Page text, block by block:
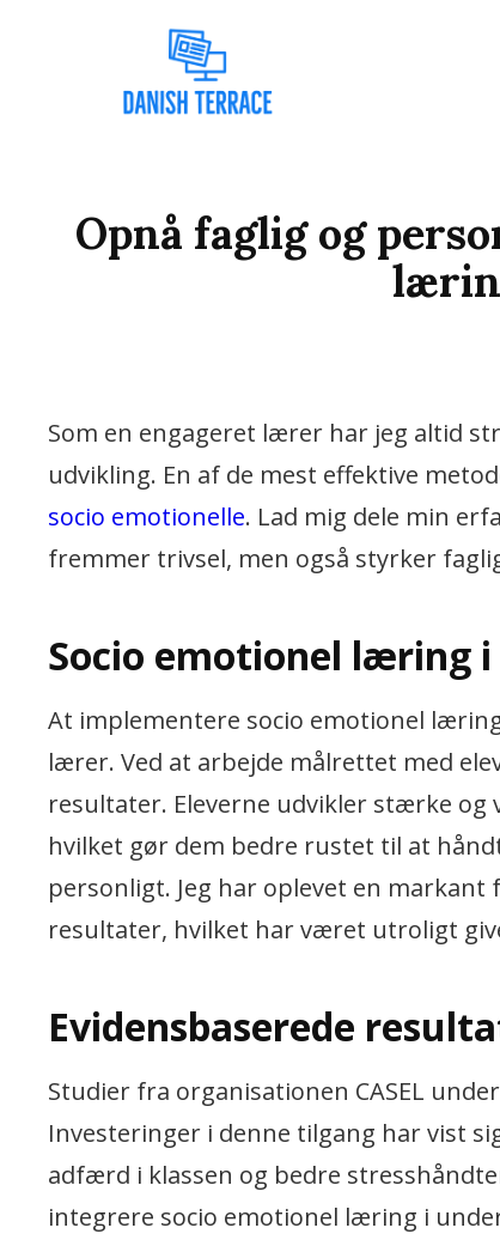
Vi Bruger De
Opnå faglig og
Som en engageret lærer har jeg altid
udvikling. En af de mest effektive
socio emotionelle. Lad mig dele min
fremmer trivsel, men også styrker
Socio emotionel læring i
At implementere socio emotionel
lærer. Ved at arbejde målrettet med
resultater. Eleverne udvikler stærke og
hvilket gør dem bedre rustet til at
personligt. Jeg har oplevet en
resultater, hvilket har været utroligt
Evidensbaserede
Studier fra organisationen CASEL
Investeringer i denne tilgang har vist
adfærd i klassen og bedre
integrere socio emotionel læring i